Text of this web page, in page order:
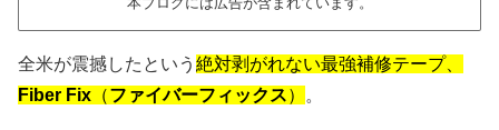
全米が震撼したという 絶対剥がれない最強補修テープ、
Fiber Fix （ファイバーフィックス） 。